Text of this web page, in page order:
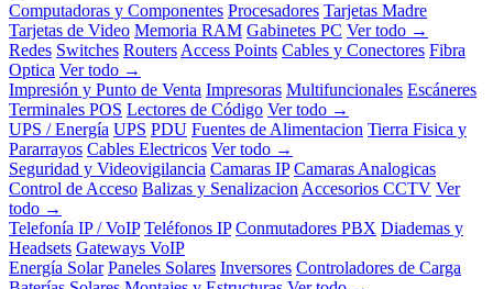
Computadoras y Componentes Procesadores Tarjetas Madre
Tarjetas de Video Memoria RAM Gabinetes PC Ver todo →
Redes Switches Routers Access Points Cables y Conectores Fibra
Optica Ver todo →
Impresión y Punto de Venta Impresoras Multifuncionales Escáneres
Terminales POS Lectores de Código Ver todo →
UPS / Energía UPS PDU Fuentes de Alimentacion Tierra Fisica y
Pararrayos Cables Electricos Ver todo →
Seguridad y Videovigilancia Camaras IP Camaras Analogicas
Control de Acceso Balizas y Senalizacion Accesorios CCTV Ver
todo →
Telefonía IP / VoIP Teléfonos IP Conmutadores PBX Diademas y
Headsets Gateways VoIP
Energía Solar Paneles Solares Inversores Controladores de Carga